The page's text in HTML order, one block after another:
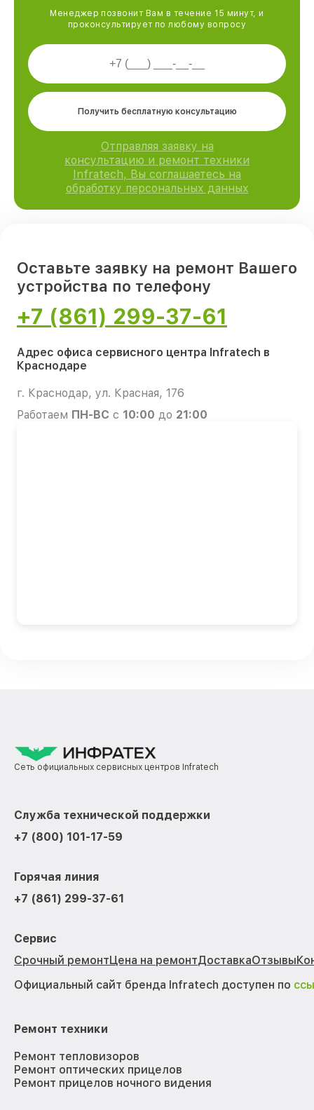
Менеджер позвонит Вам в течение 15 минут, и
проконсультирует по любому вопросу
Получить бесплатную консультацию
Отправляя заявку на
консультацию и ремонт техники
Infratech, Вы соглашаетесь на
обработку персональных данных
Оставьте заявку на ремонт Вашего
устройства по телефону
+7 (861) 299-37-61
Адрес офиса сервисного центра Infratech в
Краснодаре
г. Краснодар, ул. Красная, 176
Работаем ПН-ВС с 10:00 до 21:00
Сеть официальных сервисных центров Infratech
Служба технической поддержки
+7 (800) 101-17-59
Горячая линия
+7 (861) 299-37-61
Сервис
Срочный ремонтЦена на ремонтДоставкаОтзывы
Официальный сайт бренда Infratech доступен по
Ремонт техники
Ремонт тепловизоров
Ремонт оптических прицелов
Ремонт прицелов ночного видения